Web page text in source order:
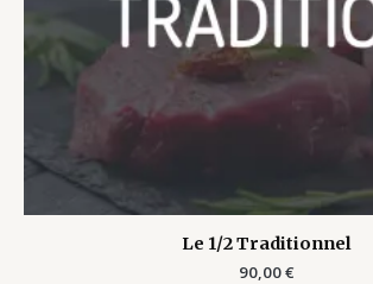
Le 1/2 Traditionnel
90,00€